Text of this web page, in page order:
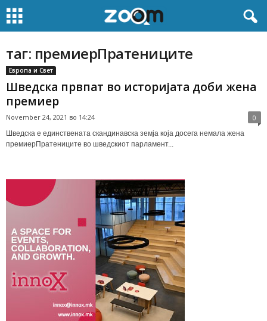
таг: премиерПратениците
Европа и Свет
Шведска првпат во историјата доби жена
премиер
November 24, 2021 во 14:24 0
Шведска е единствената скандинавска земја која досега немала жена
премиерПратениците во шведскиот парламент...